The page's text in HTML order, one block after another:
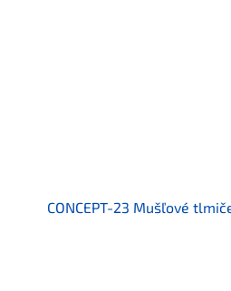
CONCEPT-23 Mušľové